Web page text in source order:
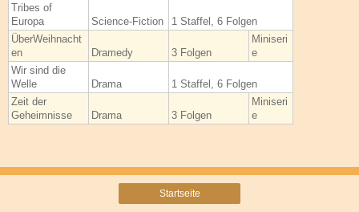
Tribes of
Europa
Science-Fiction
1 Staffel, 6 Folgen
ÜberWeihnacht
en
Dramedy 3 Folgen
Miniseri
e
Wir sind die
Welle
Drama
1 Staffel, 6 Folgen
Zeit der
Geheimnisse
Drama 3 Folgen
Miniseri
e
Startseite